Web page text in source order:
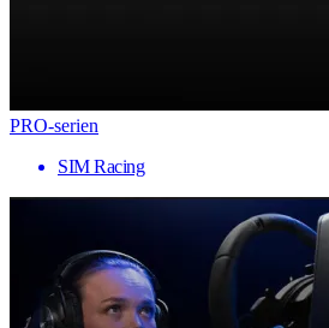
PRO-serien
SIM Racing